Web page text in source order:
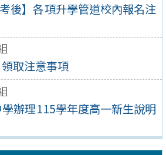
後】各項升學管道校內報名注
取注意事項
辦理115學年度高一新生說明